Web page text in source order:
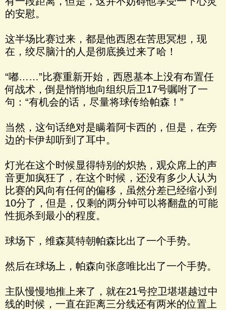
的安慰。
这半场比赛过来，都是他西恩在苦思冥想，现
在，绞尽脑汁的人是彻底换过来了哈！
“嘟……”比赛重新开始，西恩基本上没有布置任
何战术，倒是悄悄地向组织后卫17号嘱咐了一
句：“有机会的话，尽量将球传给帕森！”
当然，这句话绝对是瞒着阿卡西的，但是，在旁
边的卡伊却听到了耳中。
灯光在这个时候显得特别的炽热，观众席上的声
音更加疯狂了，在这个时候，还没有多少人认为
比赛的风向有任何的偏移，虽然分差已经缩小到
10分了，但是，仅剩的两分钟可以将翻盘的可能
性扼杀到最小的程度。
球场下，维森莫特朝帕森比出了一个手势。
然后在球场上，帕森向张彦唯比出了一个手势。
主队慢慢地推上来了，就在21号控卫堪堪越过中
线的时候，一直在距离三分线还有两米的位置上